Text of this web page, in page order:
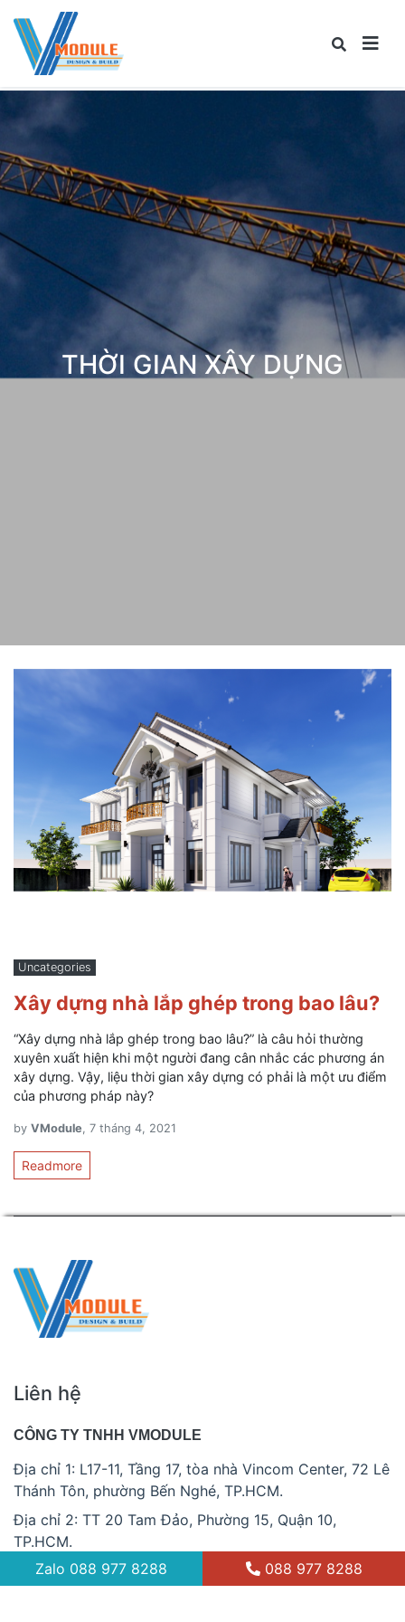
THỜI GIAN XÂY DỰNG
Uncategories
Xây dựng nhà lắp ghép trong bao lâu?
“Xây dựng nhà lắp ghép trong bao lâu?” là câu hỏi thường
xuyên xuất hiện khi một người đang cân nhắc các phương án
xây dựng. Vậy, liệu thời gian xây dựng có phải là một ưu điểm
của phương pháp này?
by VModule, 7 tháng 4, 2021
Readmore
Liên hệ
CÔNG TY TNHH VMODULE
Địa chỉ 1: L17-11, Tầng 17, tòa nhà Vincom Center, 72 Lê
Thánh Tôn, phường Bến Nghé, TP.HCM.
Địa chỉ 2: TT 20 Tam Đảo, Phường 15, Quận 10,
TP.HCM.
088 977 8288
Zalo 088 977 8288 088 977 8288